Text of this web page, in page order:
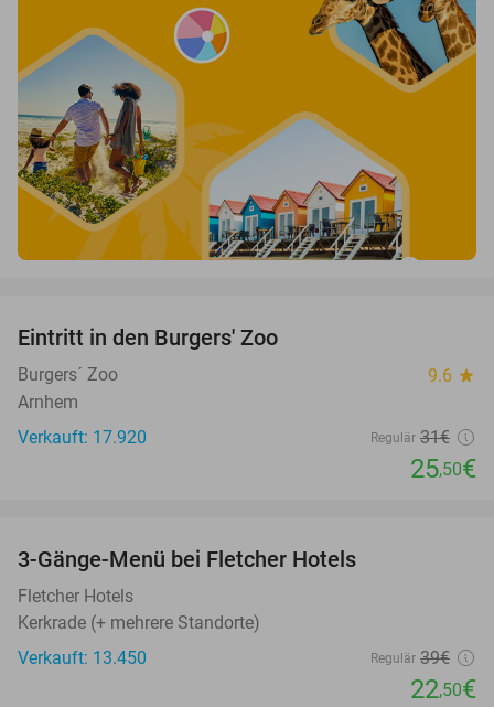
Eintritt in den Burgers' Zoo
Burgers´ Zoo 9.6 star
Arnhem
Verkauft: 17.920
Regulär 31€
25,50€
3-Gänge-Menü bei Fletcher Hotels
Fletcher Hotels
Kerkrade (+ mehrere Standorte)
Verkauft: 13.450
Regulär 39€
22,50€